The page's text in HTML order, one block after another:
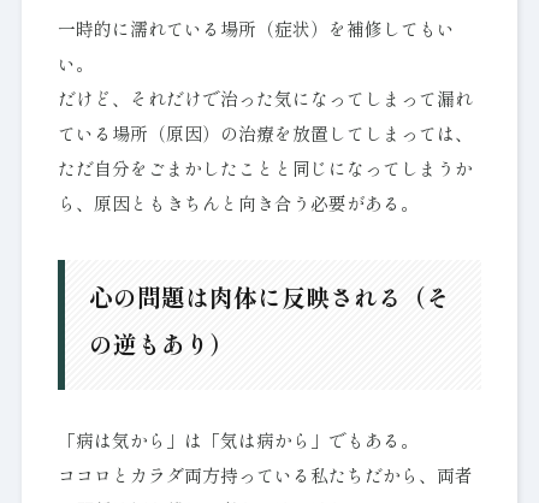
一時的に濡れている場所（症状）を補修してもい
い。
だけど、それだけで治った気になってしまって漏れ
ている場所（原因）の治療を放置してしまっては、
ただ自分をごまかしたことと同じになってしまうか
ら、原因ともきちんと向き合う必要がある。
心の問題は肉体に反映される（そ
の逆もあり）
「病は気から」は「気は病から」でもある。
ココロとカラダ両方持っている私たちだから、両者